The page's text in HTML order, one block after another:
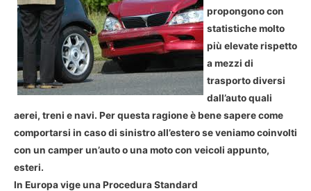
propongono con
statistiche molto
più elevate rispetto
a mezzi di
trasporto diversi
dall’auto quali
aerei, treni e navi. Per questa ragione è bene sapere come
comportarsi in caso di sinistro all’estero se veniamo coinvolti
con un camper un’auto o una moto con veicoli appunto,
esteri.
In Europa vige una Procedura Standard